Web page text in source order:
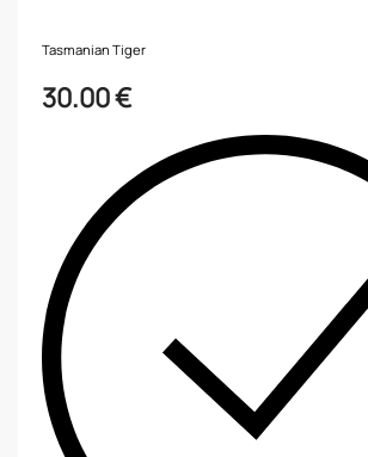
Tasmanian Tiger
30.00€